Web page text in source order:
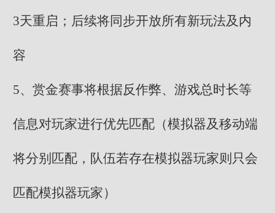
3天重启；后续将同步开放所有新玩法及内
容
5、赏金赛事将根据反作弊、游戏总时长等
信息对玩家进行优先匹配（模拟器及移动端
将分别匹配，队伍若存在模拟器玩家则只会
匹配模拟器玩家）